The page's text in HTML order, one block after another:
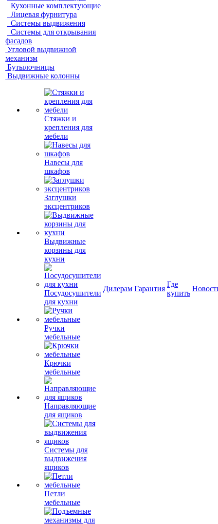
Кухонные комплектующие
Лицевая фурнитура
Системы выдвижения
Системы для открывания
фасадов
Угловой выдвижной
механизм
Бутылочницы
Выдвижные колонны
Стяжки и
крепления для
мебели
Навесы для
шкафов
Заглушки
эксцентриков
Выдвижные
корзины для
кухни
Посудосушители
для кухни
Ручки
мебельные
Крючки
мебельные
Направляющие
для ящиков
Системы для
выдвижения
ящиков
Петли
мебельные
Дилерам Гарантия
Где
купить